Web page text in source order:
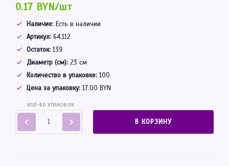
0.17 BYN/шт
Наличие:Есть в наличии
Артикул: 64.112
Остаток: 139
Диаметр (см):23 см
Количество в упаковке:100
Цена за упаковку: 17.00 BYN
КОЛ-ВО УПАКОВОК
В КОРЗИНУ